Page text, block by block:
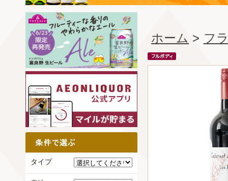
ホーム > フ
タイプ